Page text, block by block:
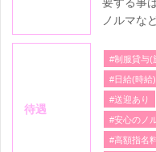
要する事
ノルマな
待遇
#制服貸与(
#日給(時給
#送迎あり
#安心のノ
#高額指名